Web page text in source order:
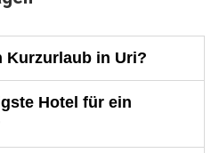
Kurzurlaub in Uri?
Hotel für ein